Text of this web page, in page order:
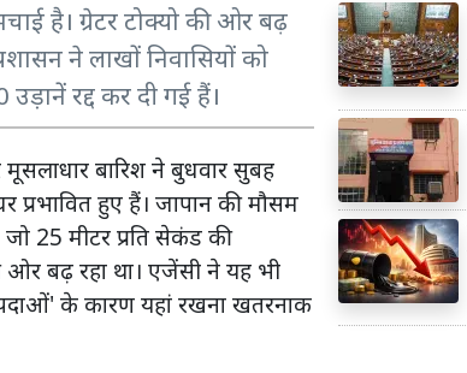
है। ग्रेटर टोक्यो की ओर बढ़
ने लाखों निवासियों को
रद्द कर दी गई हैं।
बारिश ने बुधवार सुबह
प्रभावित हुए हैं। जापान की मौसम
25 मीटर प्रति सेकंड की
ओर बढ़ रहा था। एजेंसी ने यह भी
के कारण यहां रखना खतरनाक